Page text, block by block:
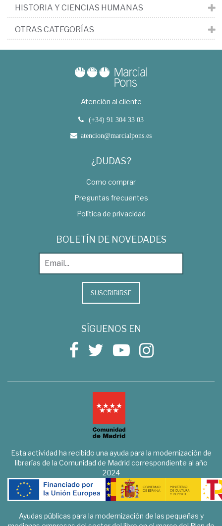
HISTORIA Y CIENCIAS HUMANAS
OTRAS CATEGORÍAS
Atención al cliente
(+34) 91 304 33 03
atencion@marcialpons.es
¿DUDAS?
Como comprar
Preguntas frecuentes
Política de privacidad
BOLETÍN DE NOVEDADES
SUSCRIBIRSE
SÍGUENOS EN
Esta actividad ha recibido una ayuda para la modernización de
librerías de la Comunidad de Madrid correspondiente al año
2024
Ayudas públicas para la modernización de las pequeñas y